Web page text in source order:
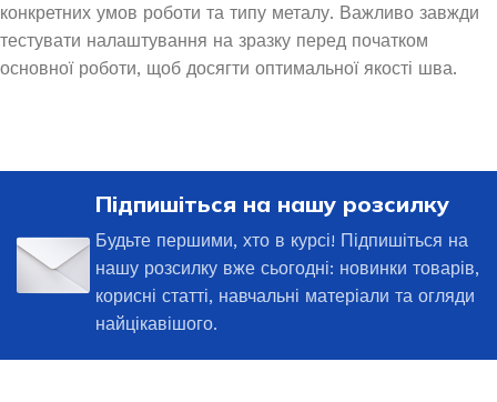
конкретних умов роботи та типу металу. Важливо завжди
тестувати налаштування на зразку перед початком
основної роботи, щоб досягти оптимальної якості шва.
Підпишіться на нашу розсилку
Будьте першими, хто в курсі! Підпишіться на
нашу розсилку вже сьогодні: новинки товарів,
корисні статті, навчальні матеріали та огляди
найцікавішого.